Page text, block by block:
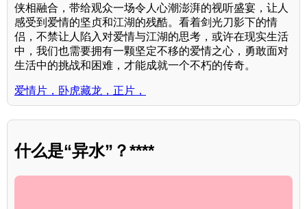
侠相融合，带给观众一场令人心潮澎湃的视听盛宴，让人
感受到爱情的坚贞和江湖的残酷。看着剑光刀影下的情
侣，不禁让人陷入对爱情与江湖的思考，或许在现实生活
中，我们也需要拥有一颗坚定不移的爱情之心，勇敢面对
生活中的挑战和困难，才能成就一个不朽的传奇。
爱情片，卧虎藏龙，正片，
什么是“异水”？****